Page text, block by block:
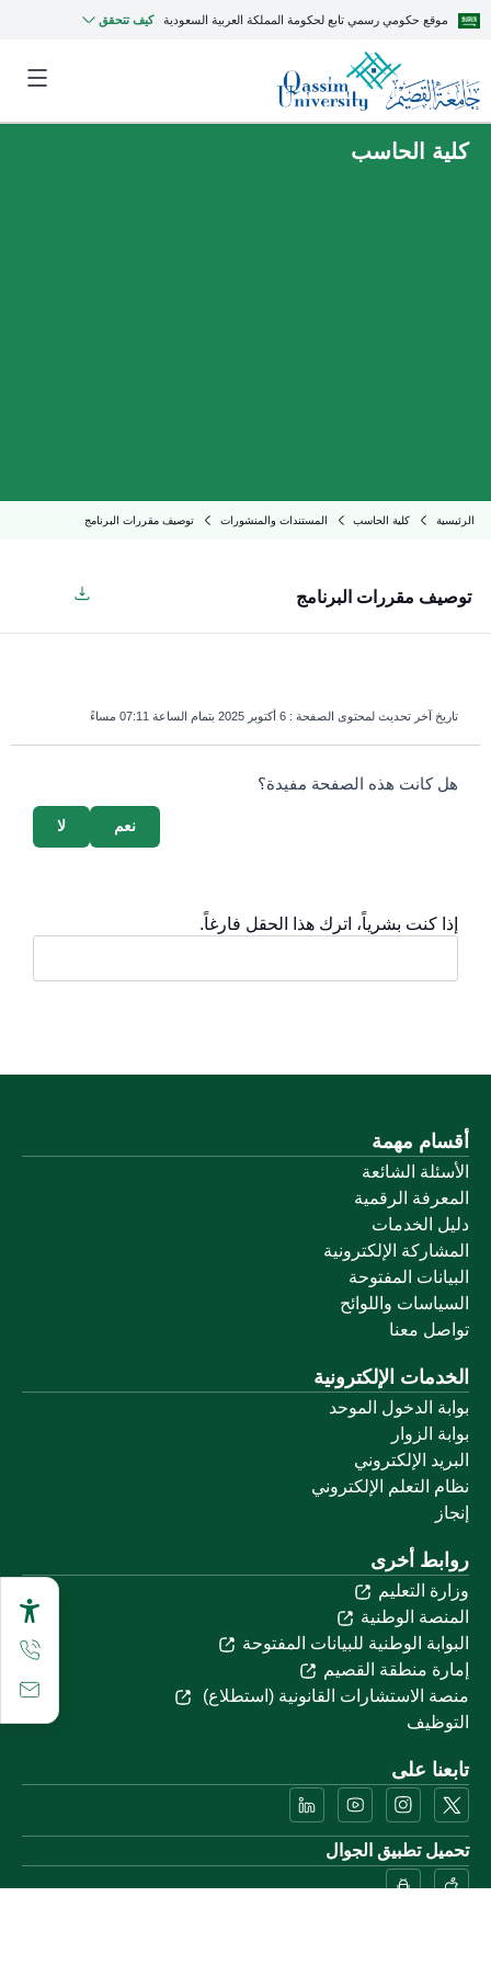
موقع حكومي رسمي تابع لحكومة المملكة العربية السعودية كيف تتحقق
كلية الحاسب
الرئيسية كلية الحاسب المستندات والمنشورات توصيف مقررات البرنامج
توصيف مقررات البرنامج
تاريخ آخر تحديث لمحتوى الصفحة : 6 أكتوبر 2025 بتمام الساعة 07:11 مساءً
survey_v2
هل كانت هذه الصفحة مفيدة؟
لا نعم
إذا كنت بشرياً، اترك هذا الحقل فارغاً.
أقسام مهمة
الأسئلة الشائعة
المعرفة الرقمية
دليل الخدمات
المشاركة الإلكترونية
البيانات المفتوحة
السياسات واللوائح
تواصل معنا
الخدمات الإلكترونية
بوابة الدخول الموحد
بوابة الزوار
البريد الإلكتروني
نظام التعلم الإلكتروني
إنجاز
روابط أخرى
وزارة التعليم
المنصة الوطنية
البوابة الوطنية للبيانات المفتوحة
إمارة منطقة القصيم
منصة الاستشارات القانونية (استطلاع)
التوظيف
تابعنا على
تحميل تطبيق الجوال